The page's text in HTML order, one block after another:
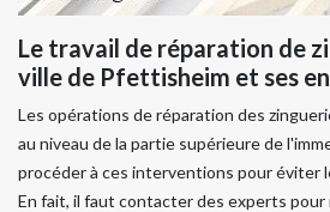
Le travail de réparation de
ville de Pfettisheim et ses
Les opérations de réparation des
au niveau de la partie supérieure de
procéder à ces interventions pour éviter
En fait, il faut contacter des experts pour